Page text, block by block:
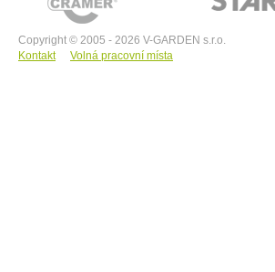
Copyright © 2005 - 2026 V-GARDEN s.r.o.
Kontakt
Volná pracovní místa